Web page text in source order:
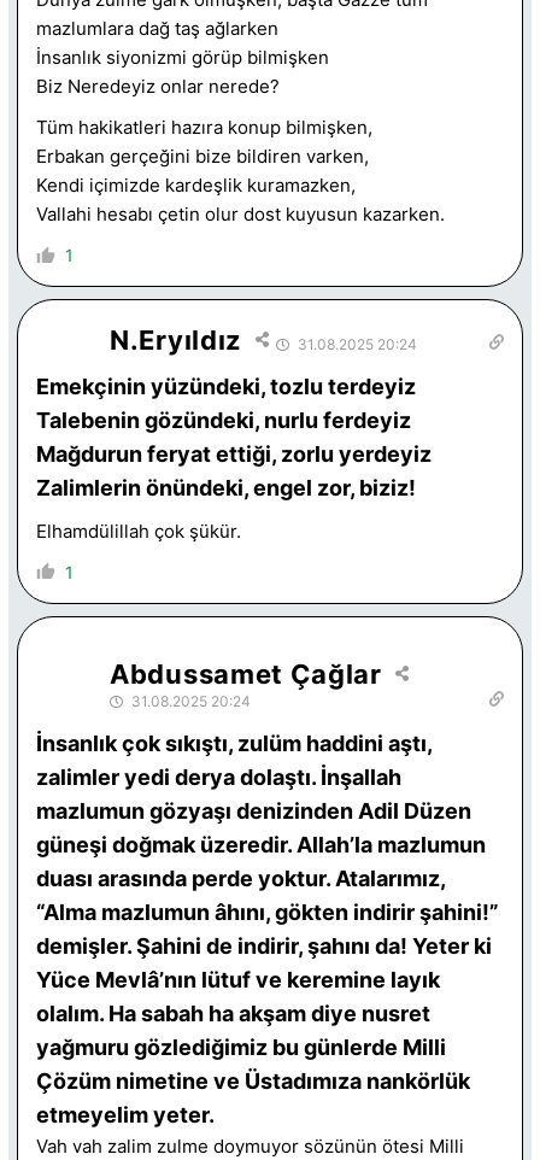
mazlumlara dağ taş ağlarken
İnsanlık siyonizmi görüp bilmişken
Biz Neredeyiz onlar nerede?
Tüm hakikatleri hazıra konup bilmişken,
Erbakan gerçeğini bize bildiren varken,
Kendi içimizde kardeşlik kuramazken,
Vallahi hesabı çetin olur dost kuyusun kazarken.
1
N.Eryıldız 31.08.2025 20:24
Emekçinin yüzündeki, tozlu terdeyiz
Talebenin gözündeki, nurlu ferdeyiz
Mağdurun feryat ettiği, zorlu yerdeyiz
Zalimlerin önündeki, engel zor, biziz!
Elhamdülillah çok şükür.
1
Abdussamet Çağlar
31.08.2025 20:24
İnsanlık çok sıkıştı, zulüm haddini aştı,
zalimler yedi derya dolaştı. İnşallah
mazlumun gözyaşı denizinden Adil Düzen
güneşi doğmak üzeredir. Allah’la mazlumun
duası arasında perde yoktur. Atalarımız,
“Alma mazlumun âhını, gökten indirir şahini!”
demişler. Şahini de indirir, şahını da! Yeter ki
Yüce Mevlâ’nın lütuf ve keremine layık
olalım. Ha sabah ha akşam diye nusret
yağmuru gözlediğimiz bu günlerde Milli
Çözüm nimetine ve Üstadımıza nankörlük
etmeyelim yeter.
Vah vah zalim zulme doymuyor sözünün ötesi Milli